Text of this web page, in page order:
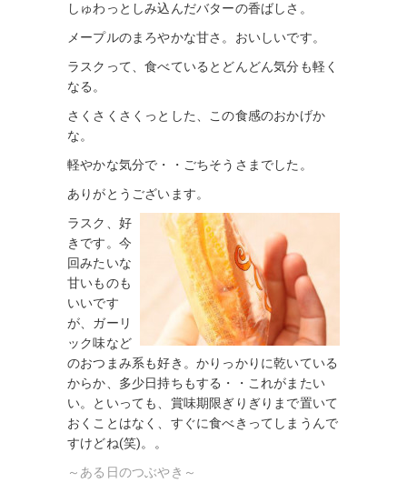
しゅわっとしみ込んだバターの香ばしさ。
メープルのまろやかな甘さ。おいしいです。
ラスクって、食べているとどんどん気分も軽く
なる。
さくさくさくっとした、この食感のおかげか
な。
軽やかな気分で・・ごちそうさまでした。
ありがとうございます。
ラスク、好
きです。今
回みたいな
甘いものも
いいです
が、ガーリ
ック味など
のおつまみ系も好き。かりっかりに乾いている
からか、多少日持ちもする・・これがまたい
い。といっても、賞味期限ぎりぎりまで置いて
おくことはなく、すぐに食べきってしまうんで
すけどね(笑)。。
～ある日のつぶやき～